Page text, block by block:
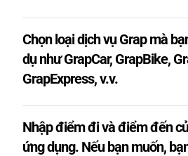
Chọn loại dịch vụ Grap mà
dụ như GrapCar, GrapBike,
GrapExpress, v.v.
Nhập điểm đi và điểm đến
ứng dụng. Nếu bạn muốn,